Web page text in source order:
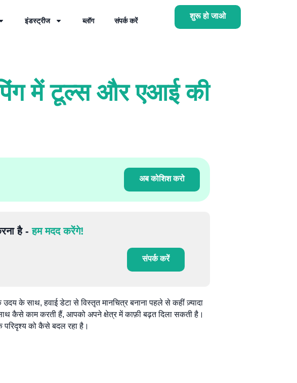
इंडस्ट्रीज ब्लॉग संपर्क करें
शुरू हो जाओ
में टूल्स और एआई की
अब कोशिश करो
है -हम मदद करेंगे!
संपर्क करें
के साथ, हवाई डेटा से विस्तृत मानचित्र बनाना पहले से कहीं ज़्यादा
कैसे काम करती हैं, आपको अपने क्षेत्र में काफ़ी बढ़त दिला सकती है।
को कैसे बदल रहा है।